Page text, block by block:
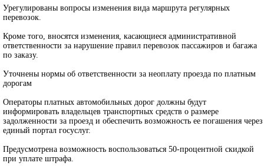
Урегулированы вопросы изменения вида маршрута регулярных
перевозок.
Кроме того, вносятся изменения, касающиеся административной
ответственности за нарушение правил перевозок пассажиров и багажа
по заказу.
Уточнены нормы об ответственности за неоплату проезда по платным
дорогам
Операторы платных автомобильных дорог должны будут
информировать владельцев транспортных средств о размере
задолженности за проезд и обеспечить возможность ее погашения через
единый портал госуслуг.
Предусмотрена возможность воспользоваться 50-процентной скидкой
при уплате штрафа.